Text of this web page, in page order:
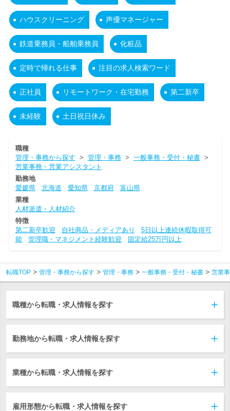
ハウスクリーニング 声優マネージャー
鉄道乗務員・船舶乗務員 化粧品
定時で帰れる仕事 注目の求人検索ワード
正社員 リモートワーク・在宅勤務 第二新卒
未経験 土日祝日休み
職種
管理・事務から探す > 管理・事務> 一般事務・受付・秘書>
営業事務・営業アシスタント
勤務地
愛媛県
北海道 愛知県 京都府
富山県
業種
人材派遣・人材紹介
特徴
第二新卒歓迎
自社商品・メディアあり
5日以上連続休暇取得可
能
管理職・マネジメント経験歓迎 固定給25万円以上
転職TOP 管理・事務から探す 管理・事務 一般事務・受付・秘書 営業
職種から転職・求人情報を探す
勤務地から転職・求人情報を探す
業種から転職・求人情報を探す
雇用形態から転職・求人情報を探す